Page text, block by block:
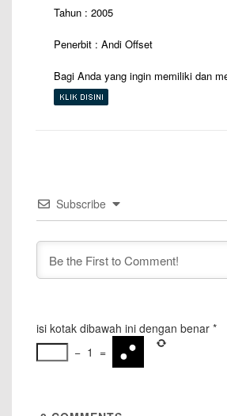
Tahun : 2005
Penerbit : Andi Offset
Bagi Anda yang ingin memiliki dan
Subscribe
isi kotak dibawah ini dengan benar *
− 1 =